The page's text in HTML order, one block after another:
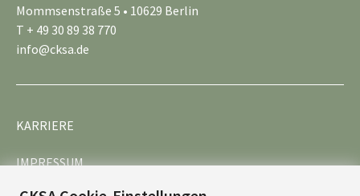
Mommsenstraße 5 • 10629 Berlin
T + 49 30 89 38 770
info@cksa.de
KARRIERE
IMPRESSUM